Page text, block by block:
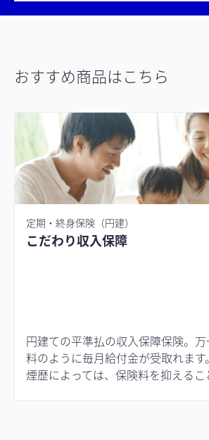
おすすめ商品はこちら
定期・終身保険（円建）
こだわり収入保障
円建ての平準払の収入保障保険。
料のように毎月給付金が受取れま
煙歴によっては、保険料を抑えるこ